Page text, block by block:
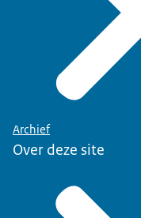
Archief
Over deze site